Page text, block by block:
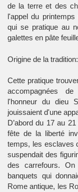
de la terre et des
l'appel du
qui se pratique au
galettes en pâte
Origine de la tradition:
Cette pratique
accompagnées
l'honneur du dieu
jouissaient d'une
D’abord du 17 au
fête de la liberté
temps, les esclaves
suspendait des
des carrefours.
banquets qui
Rome antique, les